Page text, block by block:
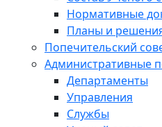
Нормативные
Планы и
Попечительский
Административные
Департаменты
Управления
Службы